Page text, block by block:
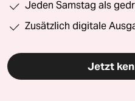
Jeden Samstag als
Zusätzlich digitale
Jetzt